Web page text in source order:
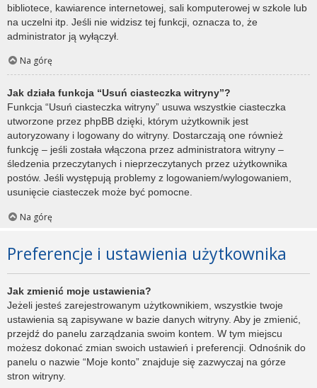
bibliotece, kawiarence internetowej, sali komputerowej w szkole lub
na uczelni itp. Jeśli nie widzisz tej funkcji, oznacza to, że
administrator ją wyłączył.
Na górę
Jak działa funkcja “Usuń ciasteczka witryny”?
Funkcja “Usuń ciasteczka witryny” usuwa wszystkie ciasteczka
utworzone przez phpBB dzięki, którym użytkownik jest
autoryzowany i logowany do witryny. Dostarczają one również
funkcję – jeśli została włączona przez administratora witryny –
śledzenia przeczytanych i nieprzeczytanych przez użytkownika
postów. Jeśli występują problemy z logowaniem/wylogowaniem,
usunięcie ciasteczek może być pomocne.
Na górę
Preferencje i ustawienia użytkownika
Jak zmienić moje ustawienia?
Jeżeli jesteś zarejestrowanym użytkownikiem, wszystkie twoje
ustawienia są zapisywane w bazie danych witryny. Aby je zmienić,
przejdź do panelu zarządzania swoim kontem. W tym miejscu
możesz dokonać zmian swoich ustawień i preferencji. Odnośnik do
panelu o nazwie “Moje konto” znajduje się zazwyczaj na górze
stron witryny.